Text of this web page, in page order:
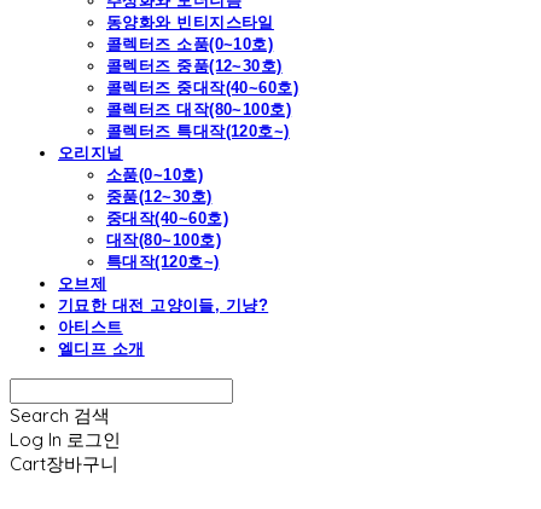
동양화와 빈티지스타일
콜렉터즈 소품(0~10호)
콜렉터즈 중품(12~30호)
콜렉터즈 중대작(40~60호)
콜렉터즈 대작(80~100호)
콜렉터즈 특대작(120호~)
오리지널
소품(0~10호)
중품(12~30호)
중대작(40~60호)
대작(80~100호)
특대작(120호~)
오브제
기묘한 대전 고양이들, 기냥?
아티스트
엘디프 소개
Search 검색
Log In 로그인
Cart장바구니